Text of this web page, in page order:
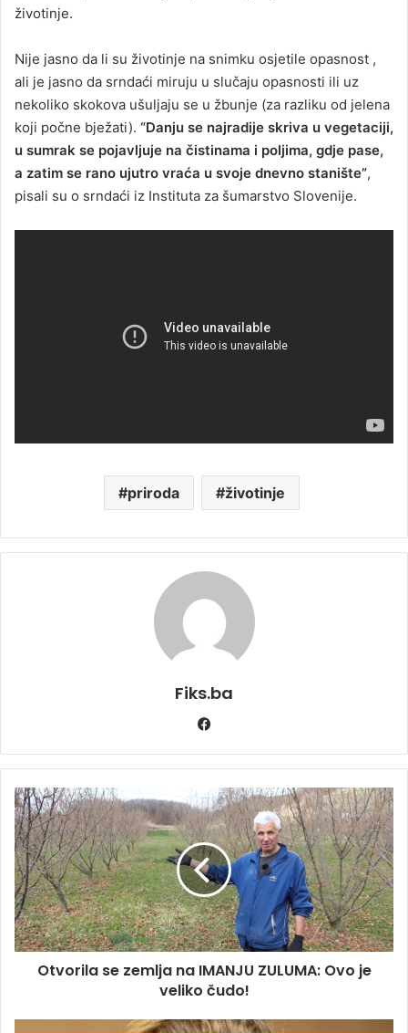
životinje.
Nije jasno da li su životinje na snimku osjetile opasnost ,
ali je jasno da srndaći miruju u slučaju opasnosti ili uz
nekoliko skokova ušuljaju se u žbunje (za razliku od jelena
koji počne bježati). “Danju se najradije skriva u vegetaciji,
u sumrak se pojavljuje na čistinama i poljima, gdje pase,
a zatim se rano ujutro vraća u svoje dnevno stanište”,
pisali su o srndaći iz Instituta za šumarstvo Slovenije.
priroda životinje
Fiks.ba
Otvorila
se
zemlja
na
IMANJU
ZULUMA:
Ovo
je
veliko
čudo!Otvorila se zemlja na IMANJU ZULUMA: Ovo je
veliko čudo!